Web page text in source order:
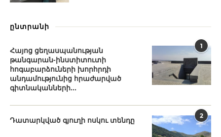
ընտրանի
1
Հայոց ցեղասպանության
թանգարան-ինստիտուտի
հոգաբարձուների խորհրդի
անդամությունից հրաժարված
գիտնականների...
2
Դատարկված գյուղի ոսկու տենդը